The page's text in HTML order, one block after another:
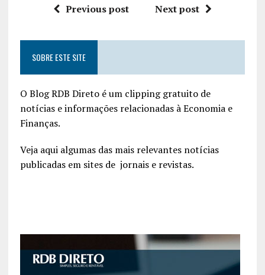
Previous post Next post
SOBRE ESTE SITE
O Blog RDB Direto é um clipping gratuito de
notícias e informações relacionadas à Economia e
Finanças.
Veja aqui algumas das mais relevantes notícias
publicadas em sites de jornais e revistas.